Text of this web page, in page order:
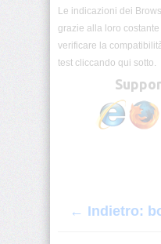
background-
position
background-
background-
Le indicazioni dei
grazie alla loro
verificare la
test cliccando qui sotto.
← Indietro: